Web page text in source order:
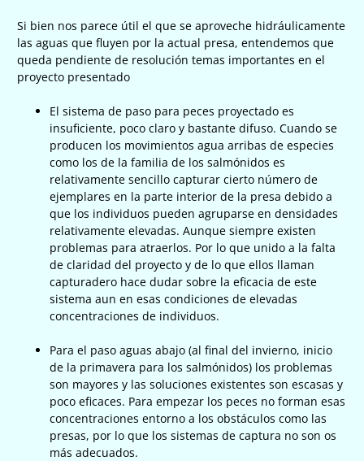
Si bien nos parece útil el que se aproveche hidráulicamente
las aguas que fluyen por la actual presa, entendemos que
queda pendiente de resolución temas importantes en el
proyecto presentado
El sistema de paso para peces proyectado es
insuficiente, poco claro y bastante difuso. Cuando se
producen los movimientos agua arribas de especies
como los de la familia de los salmónidos es
relativamente sencillo capturar cierto número de
ejemplares en la parte interior de la presa debido a
que los individuos pueden agruparse en densidades
relativamente elevadas. Aunque siempre existen
problemas para atraerlos. Por lo que unido a la falta
de claridad del proyecto y de lo que ellos llaman
capturadero hace dudar sobre la eficacia de este
sistema aun en esas condiciones de elevadas
concentraciones de individuos.
Para el paso aguas abajo (al final del invierno, inicio
de la primavera para los salmónidos) los problemas
son mayores y las soluciones existentes son escasas y
poco eficaces. Para empezar los peces no forman esas
concentraciones entorno a los obstáculos como las
presas, por lo que los sistemas de captura no son os
más adecuados.